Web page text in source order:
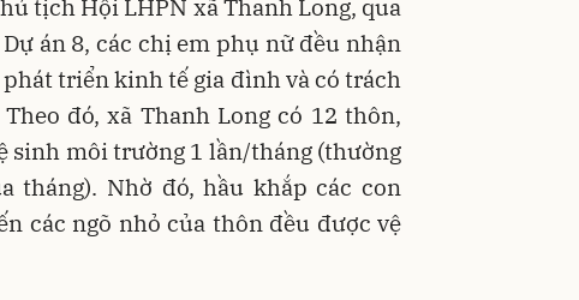
tịch Hội LHPN xã Thanh Long, qua
án 8, các chị em phụ nữ đều nhận
triển kinh tế gia đình và có trách
đó, xã Thanh Long có 12 thôn,
sinh môi trường 1 lần/tháng (thường
tháng). Nhờ đó, hầu khắp các con
các ngõ nhỏ của thôn đều được vệ